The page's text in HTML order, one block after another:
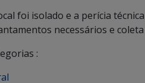
foi isolado e a perícia
necessários e
: